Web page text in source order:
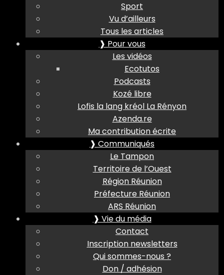
Sport
Vu d’ailleurs
Tous les articles
❱ Pour vous
Les vidéos
Ecotutos
Podcasts
Kozé libre
Lofis la lang kréol La Rényon
Azenda.re
Ma contribution écrite
❱ Communiqués
Le Tampon
Territoire de l’Ouest
Région Réunion
Préfecture Réunion
ARS Réunion
❱ Vie du média
Contact
Inscription newsletters
Qui sommes-nous ?
Don / adhésion